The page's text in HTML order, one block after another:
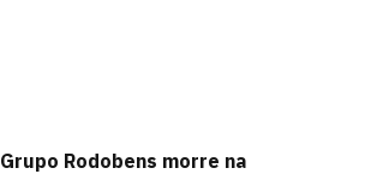
Rodobens morre na